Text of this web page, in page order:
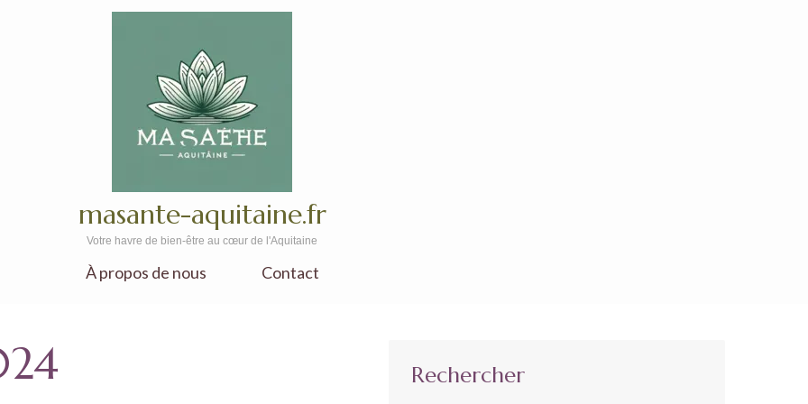
masante-aquitaine.fr
Votre havre de bien-être au cœur de l'Aquitaine
À propos de nous Contact
Rechercher